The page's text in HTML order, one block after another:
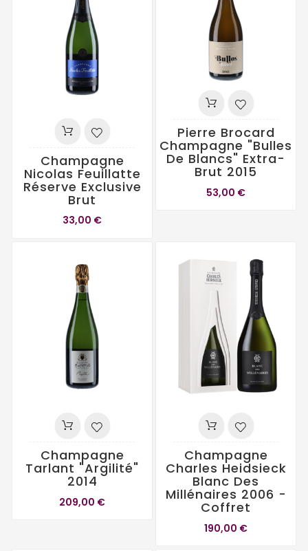
Champagne
Nicolas Feuillatte
Réserve Exclusive
Brut
33,00 €
Pierre Brocard
Champagne "Bulles
De Blancs" Extra-
Brut 2015
53,00 €
Champagne
Tarlant "Argilité"
2014
209,00 €
Champagne
Charles Heidsieck
Blanc Des
Millénaires 2006 -
Coffret
190,00 €